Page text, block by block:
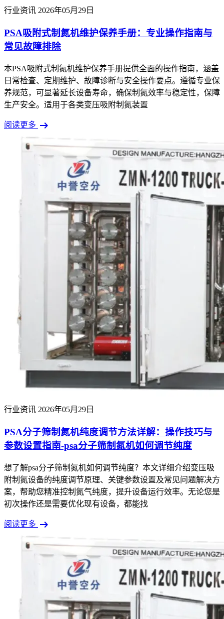
行业资讯 2026年05月29日
PSA吸附式制氮机维护保养手册：专业操作指南与
常见故障排除
本PSA吸附式制氮机维护保养手册提供全面的操作指南，涵盖
日常检查、定期维护、故障诊断与安全操作要点。遵循专业保
养规范，可显著延长设备寿命，确保制氮效率与稳定性，保障
生产安全。适用于各类变压吸附制氮装置
阅读更多 arrow_right_alt
行业资讯 2026年05月29日
PSA分子筛制氮机纯度调节方法详解：操作技巧与
参数设置指南-psa分子筛制氮机如何调节纯度
想了解psa分子筛制氮机如何调节纯度？本文详细介绍变压吸
附制氮设备的纯度调节原理、关键参数设置及常见问题解决方
案，帮助您精准控制氮气纯度，提升设备运行效率。无论您是
初次操作还是需要优化现有设备，都能找
阅读更多 arrow_right_alt